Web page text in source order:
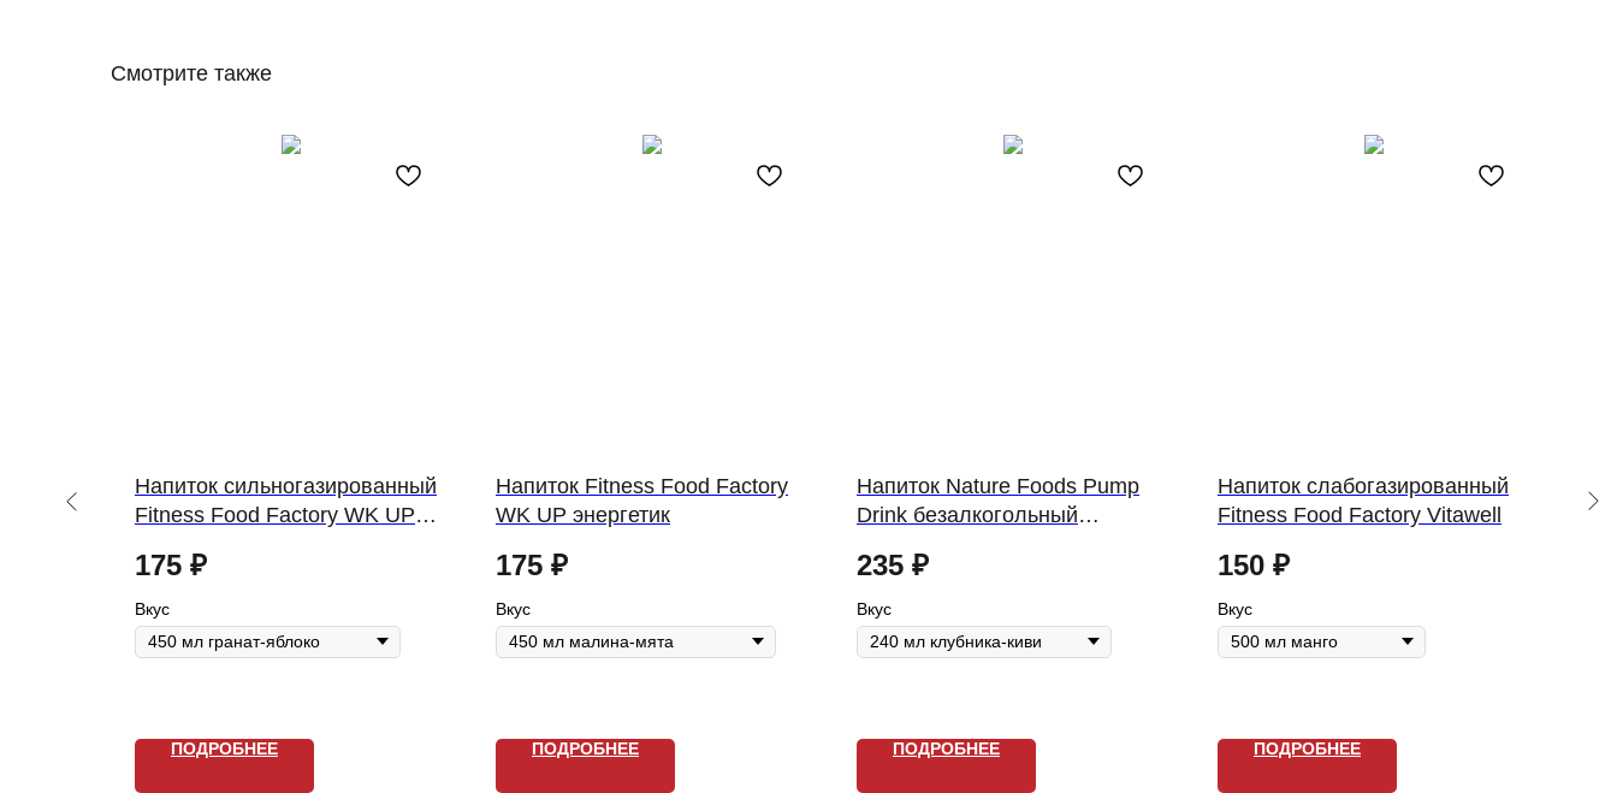
Смотрите также
DASH
Напиток сильногазированный
Fitness Food Factory WK UP
175 ₽
Вкус
ПОДРОБНЕЕ
Напиток Fitness Food Factory
WK UP энергетик
175 ₽
Вкус
ПОДРОБНЕЕ
Напиток Nature Foods Pump
Drink безалкогольный
complex
235 ₽
Вкус
ПОДРОБНЕЕ
Напиток слабогазированный
Fitness Food Factory Vitawell
150 ₽
Вкус
ПОДРОБНЕЕ